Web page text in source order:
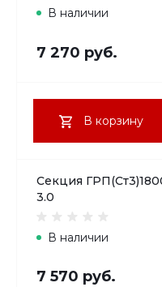
В наличии
7 270 руб.
В корзину
Секция
3.0
В наличии
7 570 руб.